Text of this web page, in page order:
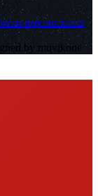
персональных
by muvikone